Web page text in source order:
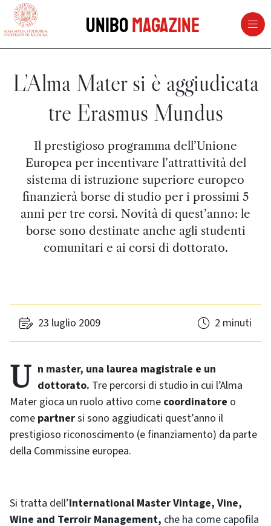
vai al contenuto della pagina
UniboMagazine
L’Alma Mater si è aggiudicata
tre Erasmus Mundus
Il prestigioso programma dell’Unione
Europea per incentivare l’attrattività del
sistema di istruzione superiore europeo
finanzierà borse di studio per i prossimi 5
anni per tre corsi. Novità di quest’anno: le
borse sono destinate anche agli studenti
comunitari e ai corsi di dottorato.
23 luglio 2009 2 minuti
Un master, una laurea magistrale e un dottorato. Tre percorsi di studio in cui l’Alma
Mater gioca un ruolo attivo come coordinatore o
come partnersi sono aggiudicati quest’anno il
prestigioso riconoscimento (e finanziamento) da parte
della Commissine europea.
Si tratta dell’International Master Vintage, Vine,
Wine and Terroir Management, che ha come capofila